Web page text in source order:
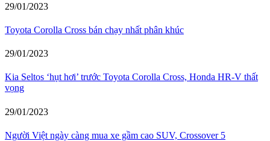
29/01/2023
Toyota Corolla Cross bán chạy nhất phân khúc
29/01/2023
Kia Seltos ‘hụt hơi’ trước Toyota Corolla Cross, Honda HR-V thất
vọng
29/01/2023
Người Việt ngày càng mua xe gầm cao SUV, Crossover 5